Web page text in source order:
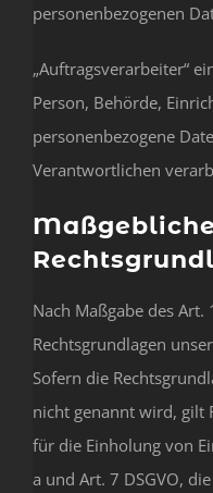
personenbezogenen
„Auftragsverarbeiter“
Person, Behörde,
personenbezogene
Verantwortlichen
Maßgebliche
Nach Maßgabe des
Rechtsgrundlagen
Sofern die
nicht genannt wird, gilt
für die Einholung von
a und Art. 7 DSGVO,